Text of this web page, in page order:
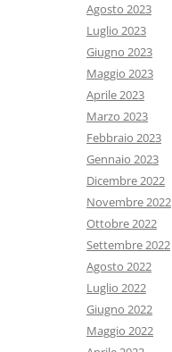
Agosto 2023
Luglio 2023
Giugno 2023
Maggio 2023
Aprile 2023
Marzo 2023
Febbraio 2023
Gennaio 2023
Dicembre 2022
Novembre 2022
Ottobre 2022
Settembre 2022
Agosto 2022
Luglio 2022
Giugno 2022
Maggio 2022